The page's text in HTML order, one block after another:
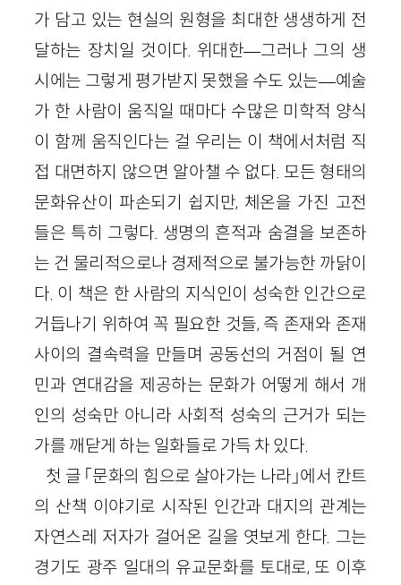
가 담고 있는 현실의 원형을 최대한 생생하게 전
달하는 장치일 것이다. 위대한―그러나 그의 생
시에는 그렇게 평가받지 못했을 수도 있는―예술
가 한 사람이 움직일 때마다 수많은 미학적 양식
이 함께 움직인다는 걸 우리는 이 책에서처럼 직
접 대면하지 않으면 알아챌 수 없다. 모든 형태의
문화유산이 파손되기 쉽지만, 체온을 가진 고전
들은 특히 그렇다. 생명의 흔적과 숨결을 보존하
는 건 물리적으로나 경제적으로 불가능한 까닭이
다. 이 책은 한 사람의 지식인이 성숙한 인간으로
거듭나기 위하여 꼭 필요한 것들, 즉 존재와 존재
사이의 결속력을 만들며 공동선의 거점이 될 연
민과 연대감을 제공하는 문화가 어떻게 해서 개
인의 성숙만 아니라 사회적 성숙의 근거가 되는
가를 깨닫게 하는 일화들로 가득 차 있다.
첫 글 「문화의 힘으로 살아가는 나라」에서 칸트
의 산책 이야기로 시작된 인간과 대지의 관계는
자연스레 저자가 걸어온 길을 엿보게 한다. 그는
경기도 광주 일대의 유교문화를 토대로, 또 이후